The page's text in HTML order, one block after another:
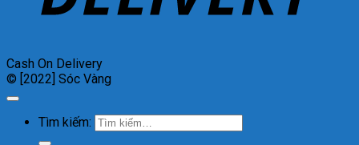
Cash On Delivery
© [2022] Sóc Vàng
Tìm kiếm: